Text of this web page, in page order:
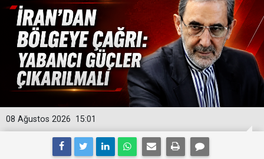
15:01
08 Ağustos 2026